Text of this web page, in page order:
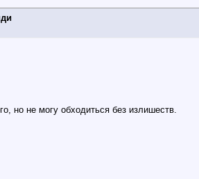
но не могу обходиться без излишеств.